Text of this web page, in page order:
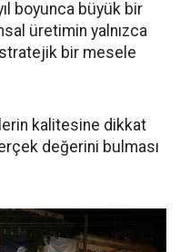
boyunca büyük bir
üretimin yalnızca
bir mesele
kalitesine dikkat
değerini bulması